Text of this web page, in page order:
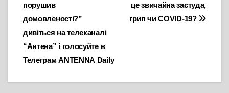
це звичайна застуда,
грип чи COVID-19?
порушив
домовленості?”
дивіться на телеканалі
“Антена” і голосуйте в
Телеграм АNTENNА Daily